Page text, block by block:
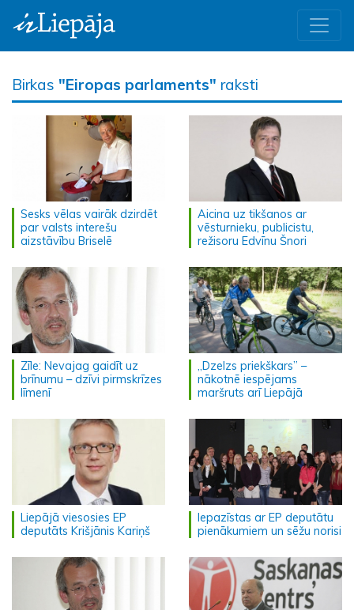
Birkas "Eiropas parlaments" raksti
Sesks vēlas vairāk dzirdēt
par valsts interešu
aizstāvību Briselē
Aicina uz tikšanos ar
vēsturnieku, publicistu,
režisoru Edvīnu Šnori
Zīle: Nevajag gaidīt uz
brīnumu – dzīvi pirmskrīzes
līmenī
„Dzelzs priekškars” –
nākotnē iespējams
maršruts arī Liepājā
Liepājā viesosies EP
deputāts Krišjānis Kariņš
Iepazīstas ar EP deputātu
pienākumiem un sēžu norisi